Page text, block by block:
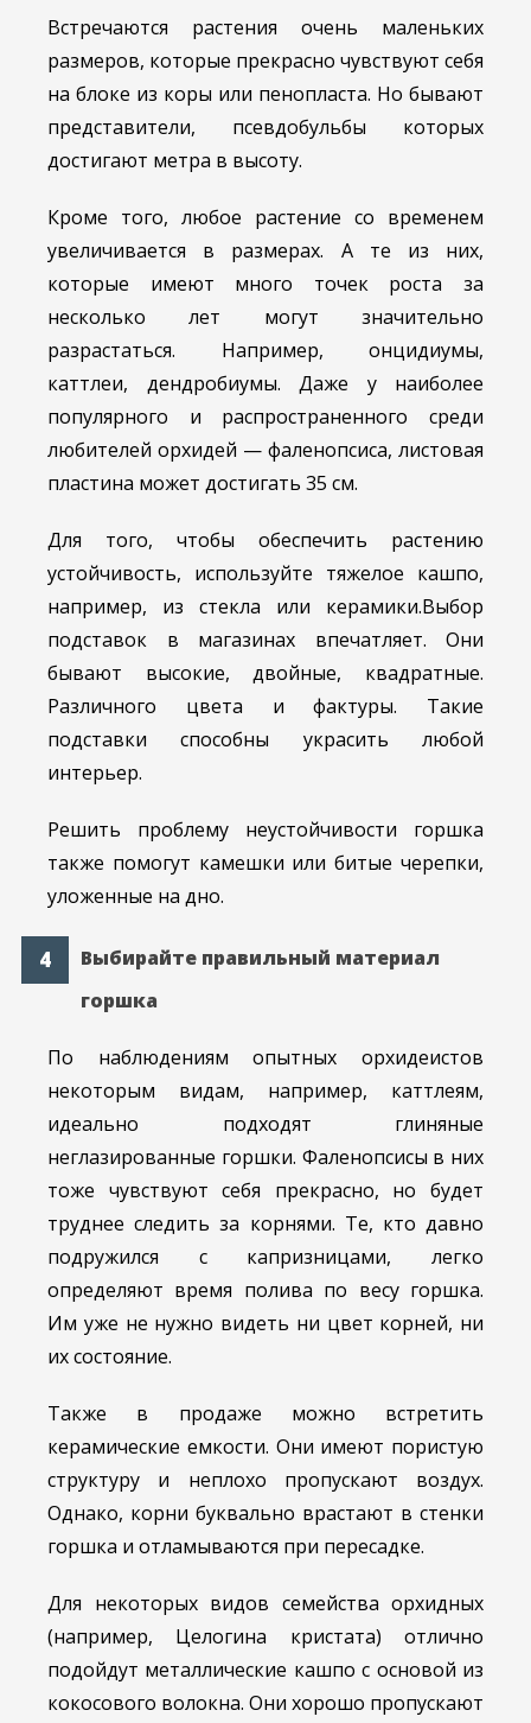
Встречаются растения очень маленьких
размеров, которые прекрасно чувствуют себя
на блоке из коры или пенопласта. Но бывают
представители, псевдобульбы которых
достигают метра в высоту.
Кроме того, любое растение со временем
увеличивается в размерах. А те из них,
которые имеют много точек роста за
несколько лет могут значительно
разрастаться. Например, онцидиумы,
каттлеи, дендробиумы. Даже у наиболее
популярного и распространенного среди
любителей орхидей — фаленопсиса, листовая
пластина может достигать 35 см.
Для того, чтобы обеспечить растению
устойчивость, используйте тяжелое кашпо,
например, из стекла или керамики.Выбор
подставок в магазинах впечатляет. Они
бывают высокие, двойные, квадратные.
Различного цвета и фактуры. Такие
подставки способны украсить любой
интерьер.
Решить проблему неустойчивости горшка
также помогут камешки или битые черепки,
уложенные на дно.
Выбирайте правильный материал
горшка
По наблюдениям опытных орхидеистов
некоторым видам, например, каттлеям,
идеально подходят глиняные
неглазированные горшки. Фаленопсисы в них
тоже чувствуют себя прекрасно, но будет
труднее следить за корнями. Те, кто давно
подружился с капризницами, легко
определяют время полива по весу горшка.
Им уже не нужно видеть ни цвет корней, ни
их состояние.
Также в продаже можно встретить
керамические емкости. Они имеют пористую
структуру и неплохо пропускают воздух.
Однако, корни буквально врастают в стенки
горшка и отламываются при пересадке.
Для некоторых видов семейства орхидных
(например, Целогина кристата) отлично
подойдут металлические кашпо с основой из
кокосового волокна. Они хорошо пропускают